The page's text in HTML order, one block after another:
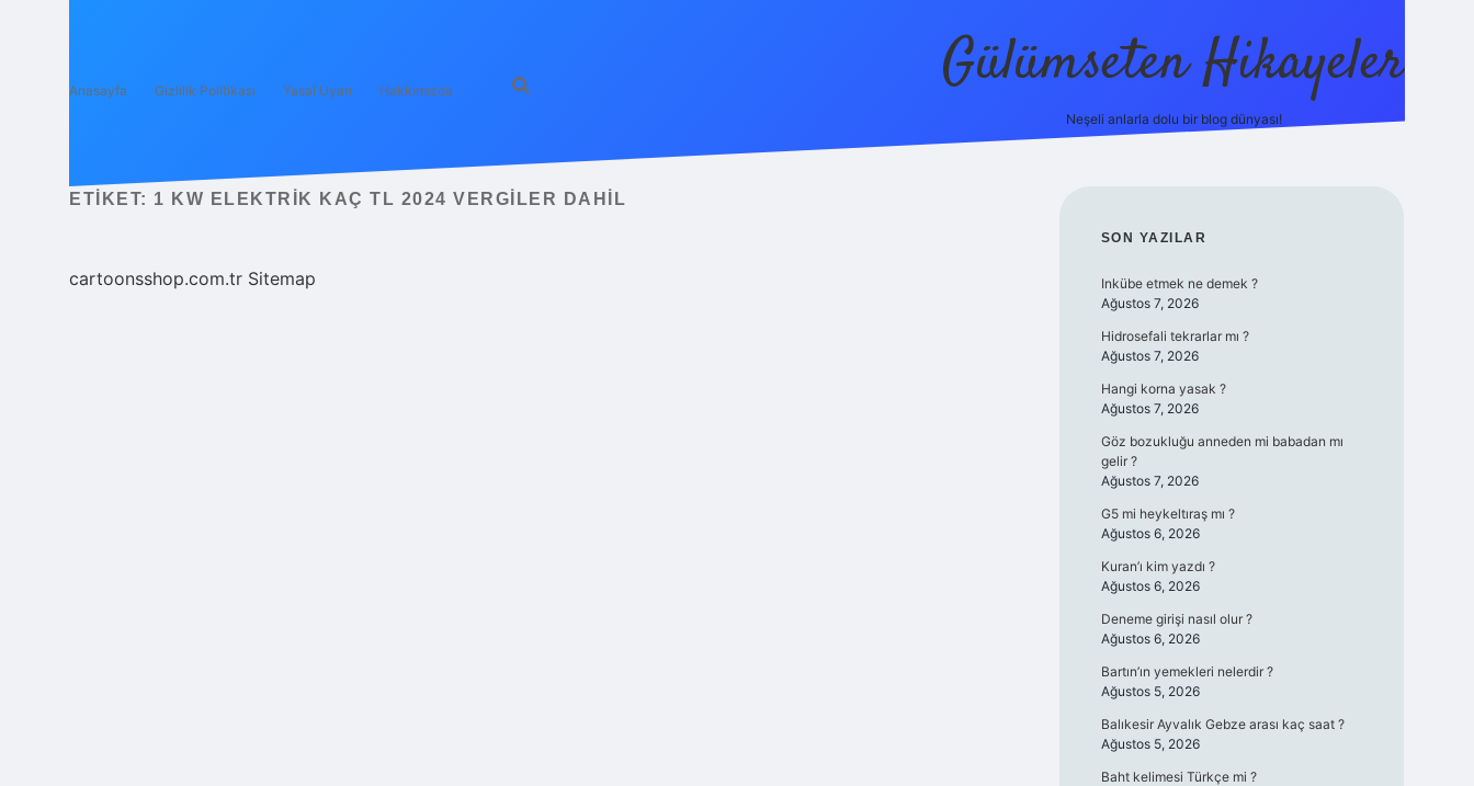
Anasayfa Gizlilik Politikası Yasal Uyarı Hakkımızda Gülümseten Hikayeler
Neşeli anlarla dolu bir blog dünyası!
ETIKET: 1 KW ELEKTRIK KAÇ TL 2024 VERGILER DAHIL
cartoonsshop.com.tr Sitemap
SIDEBAR
SON YAZILAR
Inkübe etmek ne demek ?
Ağustos 7, 2026
Hidrosefali tekrarlar mı ?
Ağustos 7, 2026
Hangi korna yasak ?
Ağustos 7, 2026
Göz bozukluğu anneden mi babadan mı
gelir ?
Ağustos 7, 2026
G5 mi heykeltıraş mı ?
Ağustos 6, 2026
Kuran’ı kim yazdı ?
Ağustos 6, 2026
Deneme girişi nasıl olur ?
Ağustos 6, 2026
Bartın’ın yemekleri nelerdir ?
Ağustos 5, 2026
Balıkesir Ayvalık Gebze arası kaç saat ?
Ağustos 5, 2026
Baht kelimesi Türkçe mi ?